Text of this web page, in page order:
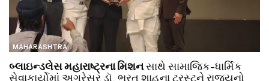
MAHARASHTRA
બ્લાઇન્ડલેસ મહારાષ્ટ્રના મિશનસાથે સામાજિક-ધાર્મિક
સેવાકાર્યોમાં અગ્રેસર ડૉ. ભરત શાહના ટ્રસ્ટને રાજ્યનો